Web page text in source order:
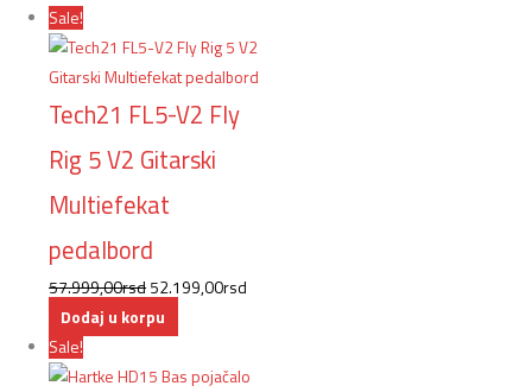
Sale!
Tech21 FL5-V2 Fly
Rig 5 V2 Gitarski
Multiefekat
pedalbord
57.999,00rsd 52.199,00rsd
Dodaj u korpu
Sale!